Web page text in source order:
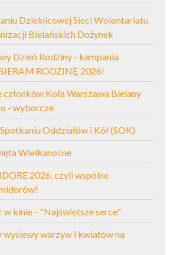
Dzielnicowej Sieci Wolontariatu
Bielańskich Dożynek
Dzień Rodziny - kampania
RODZINĘ 2026!
Koła Warszawa Bielany
- wyborcze
Oddziałów i Kół (SOK)
Wielkanocne
2026, czyli wspólne
w kinie - "Najświętsze serce"
wysiewy warzyw i kwiatów na